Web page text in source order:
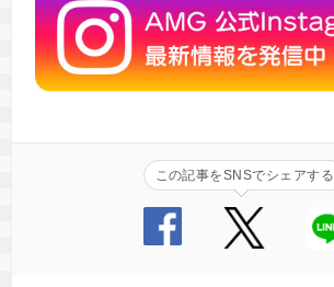
この記事をSNSでシェアする